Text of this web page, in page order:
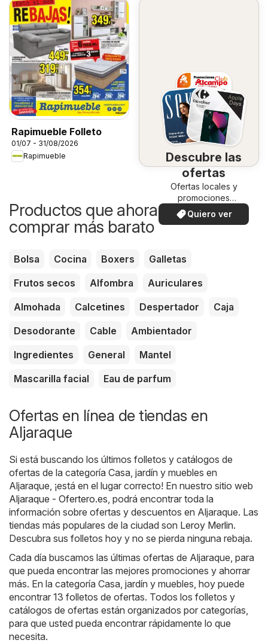
Rapimueble Folleto
01/07 - 31/08/2026
Rapimueble
Descubre las
ofertas
Ofertas locales y
promociones
especiales.
Quiero ver
Productos que ahora puedes
comprar más barato
Bolsa Cocina Boxers
Galletas
Frutos secos
Alfombra
Auriculares
Almohada
Calcetines Despertador
Caja
Desodorante
Cable
Ambientador
Ingredientes
General
Mantel
Mascarilla facial
Eau de parfum
Ofertas en línea de tiendas en
Aljaraque
Si está buscando los últimos folletos y catálogos de
ofertas de la categoría Casa, jardín y muebles en
Aljaraque, ¡está en el lugar correcto! En nuestro sitio web
Aljaraque - Ofertero.es , podrá encontrar toda la
información sobre ofertas y descuentos en Aljaraque. Las
tiendas más populares de la ciudad son Leroy Merlin.
Descubra sus folletos hoy y no se pierda ninguna rebaja.
Cada día buscamos las últimas ofertas de Aljaraque, para
que pueda encontrar las mejores promociones y ahorrar
más. En la categoría Casa, jardín y muebles, hoy puede
encontrar 13 folletos de ofertas. Todos los folletos y
catálogos de ofertas están organizados por categorías,
para que usted pueda encontrar rápidamente lo que
necesita.